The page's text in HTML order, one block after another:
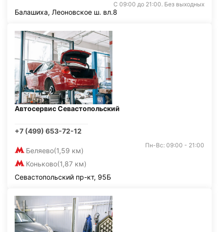
С 09:00 до 21:00. Без выходных
Балашиха, Леоновское ш. вл.8
Автосервис Севастопольский
+7 (499) 653-72-12
Беляево(1,59 км)
Коньково(1,87 км)
Пн-Вс: 09:00 - 21:00
Севастопольский пр-кт, 95Б